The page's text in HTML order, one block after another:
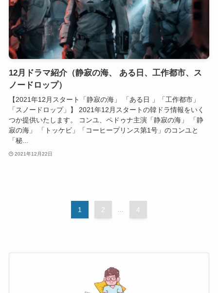
12月ドラマ紹介（静寂の海、 ある日、工作都市、ス
ノードロップ）
【2021年12月スタート「静寂の海」 「ある日 」「工作都市」
「スノードロップ」】 2021年12月スタートの韓ドラ情報をいく
つか提供いたします。 コンユ、ペドゥナ主演「静寂の海」 「静
寂の海」 「トッケビ」「コーヒープリンス第1号」のコンユと
「秘...
2021年12月22日
1 2 4